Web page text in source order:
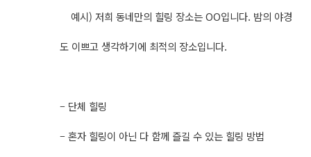
예시) 저희 동네만의 힐링 장소는 OO입니다. 밤의 야경
도 이쁘고 생각하기에 최적의 장소입니다.
– 단체 힐링
– 혼자 힐링이 아닌 다 함께 즐길 수 있는 힐링 방법